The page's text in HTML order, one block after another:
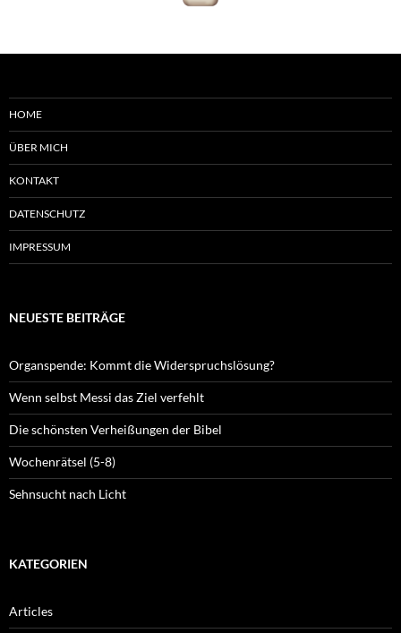
HOME
ÜBER MICH
KONTAKT
DATENSCHUTZ
IMPRESSUM
NEUESTE BEITRÄGE
Organspende: Kommt die Widerspruchslösung?
Wenn selbst Messi das Ziel verfehlt
Die schönsten Verheißungen der Bibel
Wochenrätsel (5-8)
Sehnsucht nach Licht
KATEGORIEN
Articles